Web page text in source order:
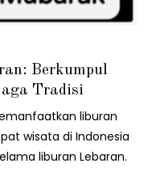
Berkumpul
Tradisi
liburan
wisata di Indonesia
liburan Lebaran.